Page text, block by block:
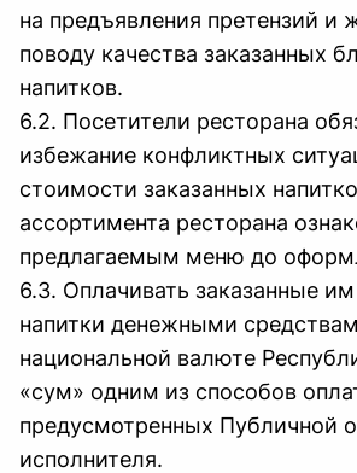
на предъявления претензий и
поводу качества заказанных
напитков.
6.2. Посетители ресторана
избежание конфликтных
стоимости заказанных
ассортимента ресторана
предлагаемым меню до
6.3. Оплачивать заказанные
напитки денежными
национальной валюте
«сум» одним из способов
предусмотренных Публичной
исполнителя.